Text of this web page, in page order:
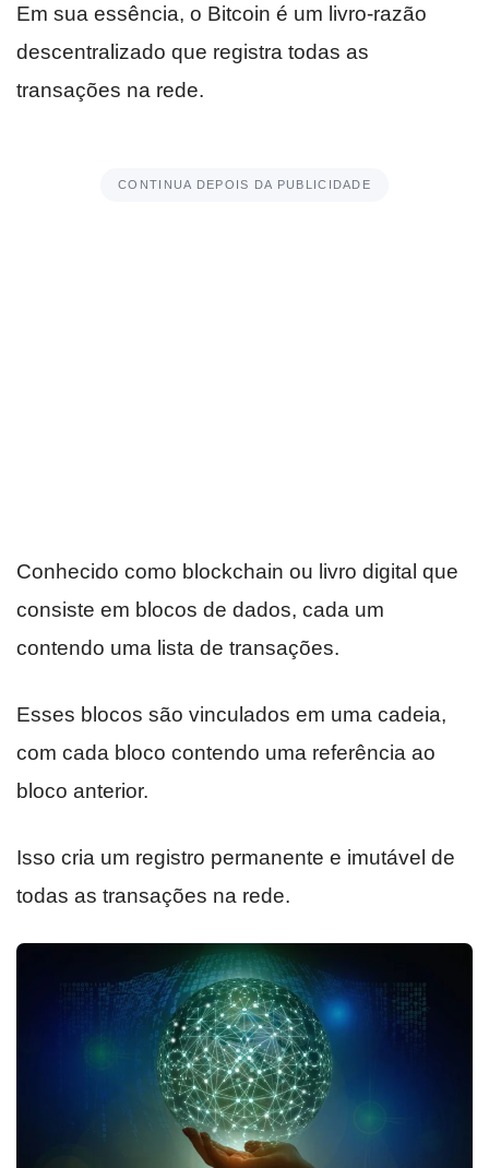
Em sua essência, o Bitcoin é um livro-razão
descentralizado que registra todas as
transações na rede.
CONTINUA DEPOIS DA PUBLICIDADE
Conhecido como blockchain ou livro digital que
consiste em blocos de dados, cada um
contendo uma lista de transações.
Esses blocos são vinculados em uma cadeia,
com cada bloco contendo uma referência ao
bloco anterior.
Isso cria um registro permanente e imutável de
todas as transações na rede.